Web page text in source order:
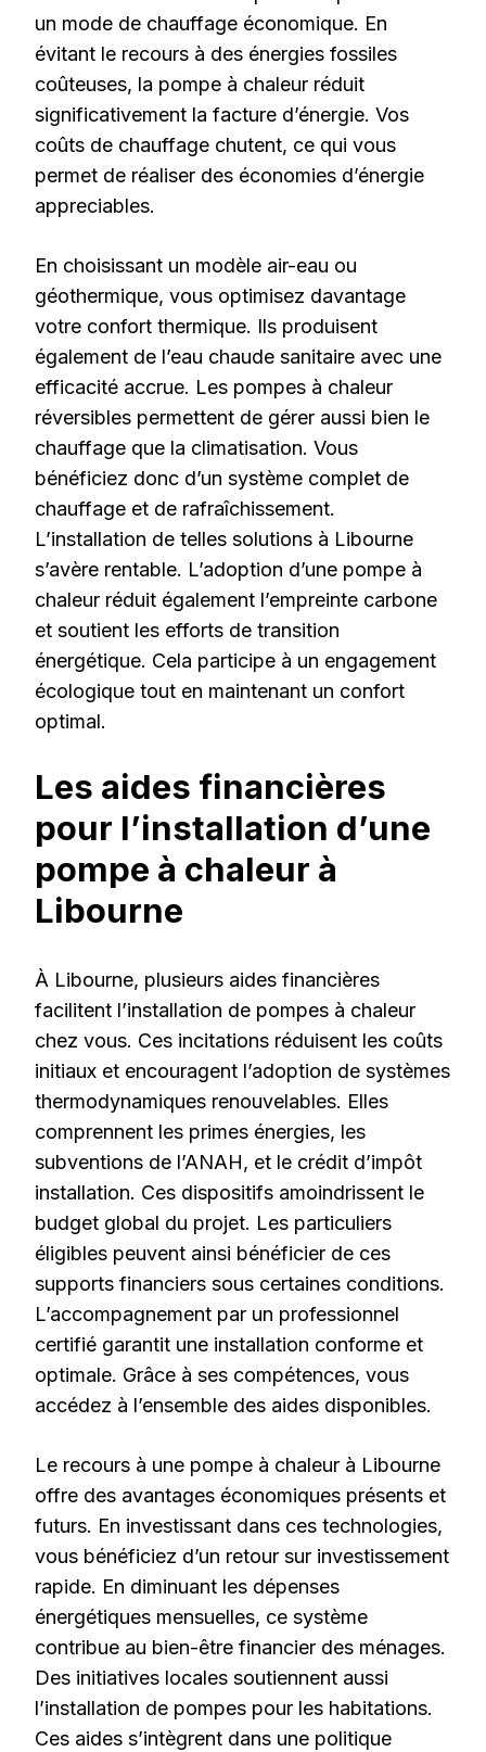
un mode de chauffage économique. En
évitant le recours à des énergies fossiles
coûteuses, la pompe à chaleur réduit
significativement la facture d’énergie. Vos
coûts de chauffage chutent, ce qui vous
permet de réaliser des économies d’énergie
appreciables.
En choisissant un modèle air-eau ou
géothermique, vous optimisez davantage
votre confort thermique. Ils produisent
également de l’eau chaude sanitaire avec une
efficacité accrue. Les pompes à chaleur
réversibles permettent de gérer aussi bien le
chauffage que la climatisation. Vous
bénéficiez donc d’un système complet de
chauffage et de rafraîchissement.
L’installation de telles solutions à Libourne
s’avère rentable. L’adoption d’une pompe à
chaleur réduit également l’empreinte carbone
et soutient les efforts de transition
énergétique. Cela participe à un engagement
écologique tout en maintenant un confort
optimal.
Les aides financières
pour l’installation d’une
pompe à chaleur à
Libourne
À Libourne, plusieurs aides financières
facilitent l’installation de pompes à chaleur
chez vous. Ces incitations réduisent les coûts
initiaux et encouragent l’adoption de systèmes
thermodynamiques renouvelables. Elles
comprennent les primes énergies, les
subventions de l’ANAH, et le crédit d’impôt
installation. Ces dispositifs amoindrissent le
budget global du projet. Les particuliers
éligibles peuvent ainsi bénéficier de ces
supports financiers sous certaines conditions.
L’accompagnement par un professionnel
certifié garantit une installation conforme et
optimale. Grâce à ses compétences, vous
accédez à l’ensemble des aides disponibles.
Le recours à une pompe à chaleur à Libourne
offre des avantages économiques présents et
futurs. En investissant dans ces technologies,
vous bénéficiez d’un retour sur investissement
rapide. En diminuant les dépenses
énergétiques mensuelles, ce système
contribue au bien-être financier des ménages.
Des initiatives locales soutiennent aussi
l’installation de pompes pour les habitations.
Ces aides s’intègrent dans une politique